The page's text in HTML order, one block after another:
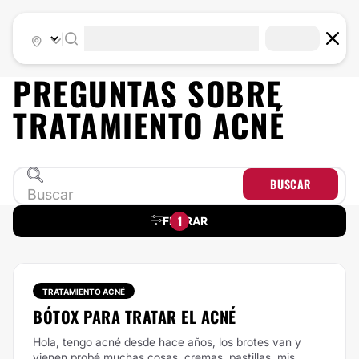
PREGUNTAS SOBRE
TRATAMIENTO ACNÉ
BUSCAR
FILTRAR
1
TRATAMIENTO ACNÉ
BÓTOX PARA TRATAR EL ACNÉ
Hola, tengo acné desde hace años, los brotes van y